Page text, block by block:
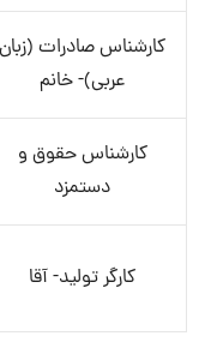
کارشناس صادرات (زبان
عربی)- خانم
کارشناس حقوق و
دستمزد
کارگر تولید- آقا